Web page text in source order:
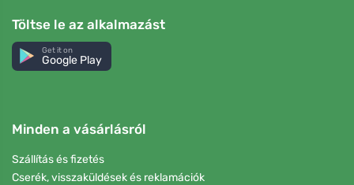
Töltse le az alkalmazást
Get it on
Google Play
Minden a vásárlásról
Szállítás és fizetés
Cserék, visszaküldések és reklamációk